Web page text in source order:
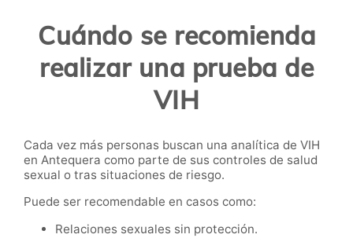
Cuándo se recomienda
realizar una prueba de
VIH
Cada vez más personas buscan una analítica de VIH
en Antequera como parte de sus controles de salud
sexual o tras situaciones de riesgo.
Puede ser recomendable en casos como:
Relaciones sexuales sin protección.